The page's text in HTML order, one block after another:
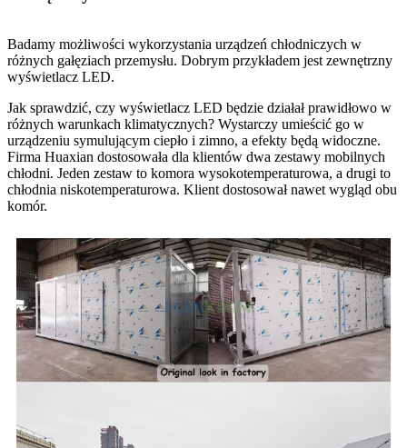
Badamy możliwości wykorzystania urządzeń chłodniczych w
różnych gałęziach przemysłu. Dobrym przykładem jest zewnętrzny
wyświetlacz LED.
Jak sprawdzić, czy wyświetlacz LED będzie działał prawidłowo w
różnych warunkach klimatycznych? Wystarczy umieścić go w
urządzeniu symulującym ciepło i zimno, a efekty będą widoczne.
Firma Huaxian dostosowała dla klientów dwa zestawy mobilnych
chłodni. Jeden zestaw to komora wysokotemperaturowa, a drugi to
chłodnia niskotemperaturowa. Klient dostosował nawet wygląd obu
komór.